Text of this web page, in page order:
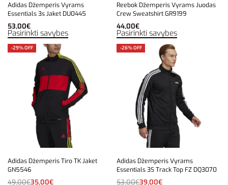
Adidas Džemperis Vyrams
Essentials 3s Jaket DU0445
53,00€
Pasirinkti savybes
Reebok Džemperis Vyrams Juodas
Crew Sweatshirt GR9199
44,00€
Pasirinkti savybes
-29% OFF
Adidas Džemperis Tiro TK Jaket
GN5546
49,00€35,00€
-26% OFF
Adidas Džemperis Vyrams
Essentials 3S Track Top FZ DQ3070
53,00€39,00€